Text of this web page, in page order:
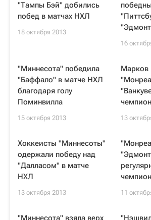
"Тампы Бэй" добились
побед в матчах НХЛ
18 октября 2013
16
"Миннесота" победила
"Баффало" в матче НХЛ
благодаря голу
Поминвилла
15 октября 2013
Марков
13
Хоккеисты "Миннесоты"
одержали победу над
"Далласом" в матче
НХЛ
13 октября 2013 11
"Миннесота" взяла верх